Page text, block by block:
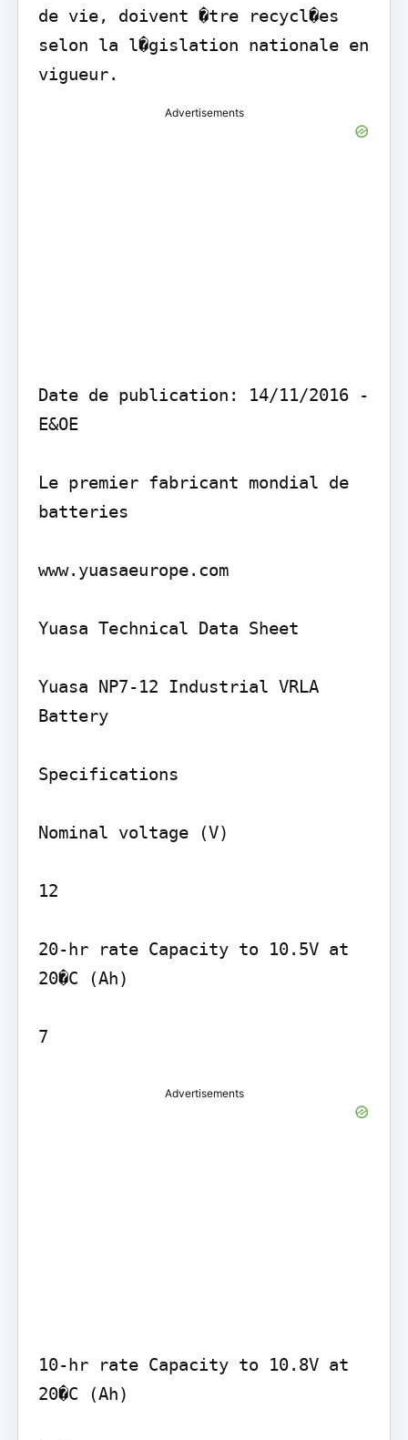
de vie, doivent �tre recycl�es
selon la l�gislation nationale en
vigueur.
Advertisements
Date de publication: 14/11/2016 -
E&OE
Le premier fabricant mondial de
batteries
www.yuasaeurope.com
Yuasa Technical Data Sheet
Yuasa NP7-12 Industrial VRLA
Battery
Specifications
Nominal voltage (V)
12
20-hr rate Capacity to 10.5V at
20�C (Ah)
Advertisements
10-hr rate Capacity to 10.8V at
20�C (Ah)